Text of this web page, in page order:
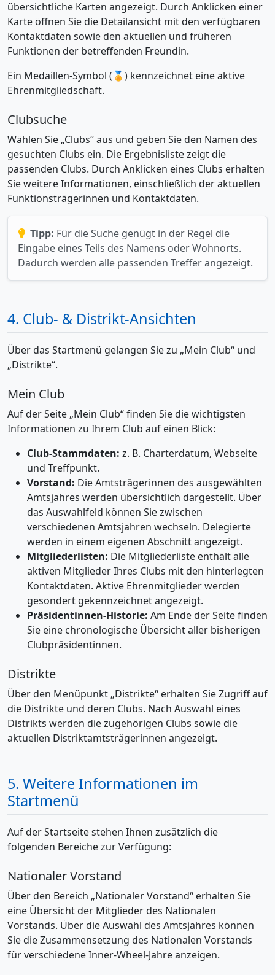
übersichtliche Karten angezeigt. Durch Anklicken einer
Karte öffnen Sie die Detailansicht mit den verfügbaren
Kontaktdaten sowie den aktuellen und früheren
Funktionen der betreffenden Freundin.
Ein Medaillen-Symbol (🏅) kennzeichnet eine aktive
Ehrenmitgliedschaft.
Clubsuche
Wählen Sie „Clubs“ aus und geben Sie den Namen des
gesuchten Clubs ein. Die Ergebnisliste zeigt die
passenden Clubs. Durch Anklicken eines Clubs erhalten
Sie weitere Informationen, einschließlich der aktuellen
Funktionsträgerinnen und Kontaktdaten.
Tipp: Für die Suche genügt in der Regel die
Eingabe eines Teils des Namens oder Wohnorts.
Dadurch werden alle passenden Treffer angezeigt.
4. Club- & Distrikt-Ansichten
Über das Startmenü gelangen Sie zu „Mein Club“ und
„Distrikte“.
Mein Club
Auf der Seite „Mein Club“ finden Sie die wichtigsten
Informationen zu Ihrem Club auf einen Blick:
Club-Stammdaten: z. B. Charterdatum, Webseite
und Treffpunkt.
Vorstand: Die Amtsträgerinnen des ausgewählten
Amtsjahres werden übersichtlich dargestellt. Über
das Auswahlfeld können Sie zwischen
verschiedenen Amtsjahren wechseln. Delegierte
werden in einem eigenen Abschnitt angezeigt.
Mitgliederlisten: Die Mitgliederliste enthält alle
aktiven Mitglieder Ihres Clubs mit den hinterlegten
Kontaktdaten. Aktive Ehrenmitglieder werden
gesondert gekennzeichnet angezeigt.
Präsidentinnen-Historie: Am Ende der Seite finden
Sie eine chronologische Übersicht aller bisherigen
Clubpräsidentinnen.
Distrikte
Über den Menüpunkt „Distrikte“ erhalten Sie Zugriff auf
die Distrikte und deren Clubs. Nach Auswahl eines
Distrikts werden die zugehörigen Clubs sowie die
aktuellen Distriktamtsträgerinnen angezeigt.
5. Weitere Informationen im
Startmenü
Auf der Startseite stehen Ihnen zusätzlich die
folgenden Bereiche zur Verfügung:
Nationaler Vorstand
Über den Bereich „Nationaler Vorstand“ erhalten Sie
eine Übersicht der Mitglieder des Nationalen
Vorstands. Über die Auswahl des Amtsjahres können
Sie die Zusammensetzung des Nationalen Vorstands
für verschiedene Inner-Wheel-Jahre anzeigen.